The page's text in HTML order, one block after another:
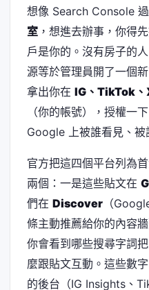
想像 Search Console
室 ，想進去辦事，你得
戶是你的。沒有房子的
源等於管理員開了一個
拿出你在 IG、TikTok
（你的帳號），授權一
Google 上被誰看見、被
官方把這四個平台列為
兩個：一是這些貼文在
們在 Discover （
條主動推薦給你的內容
你會看到哪些搜尋字詞
麼跟貼文互動。這些數
的後台（IG Insights、